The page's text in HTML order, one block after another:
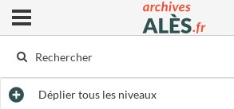
Archives municipales d'Alès
Ouvrir le menu déroulant
Dépliertous les niveaux